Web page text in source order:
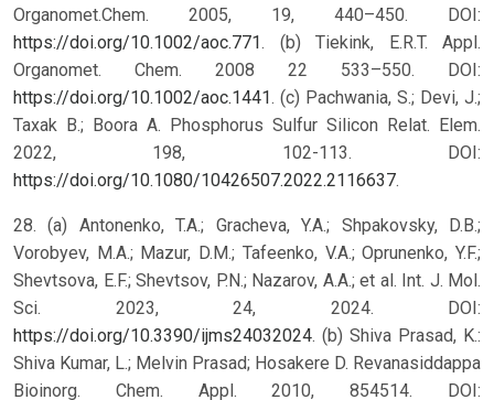
Organomet.Chem. 2005, 19, 440–450. DOI:
https://doi.org/10.1002/aoc.771. (b) Tiekink, E.R.T. Appl.
Organomet. Chem. 2008 22 533–550. DOI:
https://doi.org/10.1002/aoc.1441. (c) Pachwania, S.; Devi, J.;
Taxak B.; Boora A. Phosphorus Sulfur Silicon Relat. Elem.
2022, 198, 102-113. DOI:
https://doi.org/10.1080/10426507.2022.2116637.
28. (a) Antonenko, T.A.; Gracheva, Y.A.; Shpakovsky, D.B.;
Vorobyev, M.A.; Mazur, D.M.; Tafeenko, V.A.; Oprunenko, Y.F.;
Shevtsova, E.F.; Shevtsov, P.N.; Nazarov, A.A.; et al. Int. J. Mol.
Sci. 2023, 24, 2024. DOI:
https://doi.org/10.3390/ijms24032024. (b) Shiva Prasad, K.:
Shiva Kumar, L.; Melvin Prasad; Hosakere D. Revanasiddappa
Bioinorg. Chem. Appl. 2010, 854514. DOI: